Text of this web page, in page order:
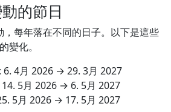
的節日
每年落在不同的日子。以下是這些
變化。
: 6. 4月 2026 → 29. 3月 2027
14. 5月 2026 → 6. 5月 2027
5月 2026 → 17. 5月 2027